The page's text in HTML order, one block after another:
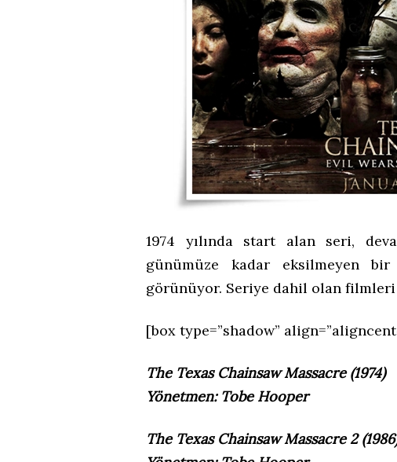
1974 yılında start alan seri,
günümüze kadar eksilmeyen
görünüyor. Seriye dahil olan filmleri
[box type=”shadow”
The Texas Chainsaw Massacre (1974)
Yönetmen: Tobe Hooper
The Texas Chainsaw Massacre 2